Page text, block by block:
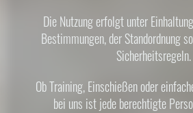
Die Nutzung erfolgt unter
Bestimmungen, der Standordnung
Sicherheitsregeln.
Ob Training, Einschießen oder
bei uns ist jede berechtigte